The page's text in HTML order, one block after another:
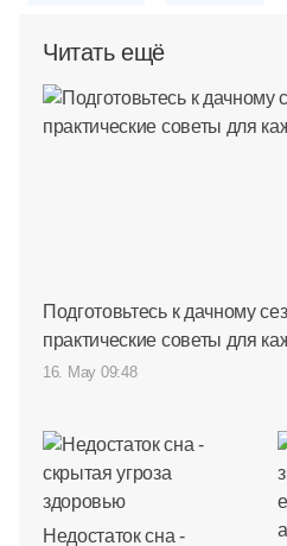
Читать ещё
Подготовьтесь к дачному
практические советы для
16. May 09:48
Недостаток сна -